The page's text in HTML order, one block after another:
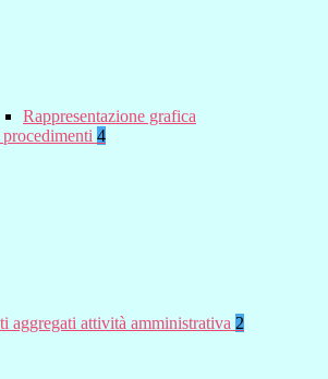
Rappresentazione grafica
4
aggregati attività amministrativa 2